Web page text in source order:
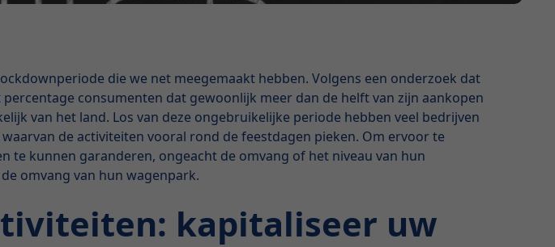
die we net meegemaakt hebben. Volgens een onderzoek dat
consumenten dat gewoonlijk meer dan de helft van zijn aankopen
van het land. Los van deze ongebruikelijke periode hebben veel bedrijven
de activiteiten vooral rond de feestdagen pieken. Om ervoor te
te kunnen garanderen, ongeacht de omvang of het niveau van hun
omvang van hun wagenpark.
kapitaliseer uw